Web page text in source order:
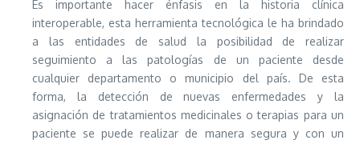
Es importante hacer énfasis en la historia clínica
interoperable, esta herramienta tecnológica le ha brindado
a las entidades de salud la posibilidad de realizar
seguimiento a las patologías de un paciente desde
cualquier departamento o municipio del país. De esta
forma, la detección de nuevas enfermedades y la
asignación de tratamientos medicinales o terapias para un
paciente se puede realizar de manera segura y con un